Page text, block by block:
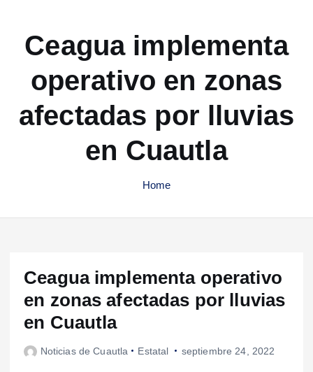
Ceagua implementa
operativo en zonas
afectadas por lluvias
en Cuautla
Home
Ceagua implementa operativo
en zonas afectadas por lluvias
en Cuautla
Noticias de Cuautla Estatal septiembre 24, 2022